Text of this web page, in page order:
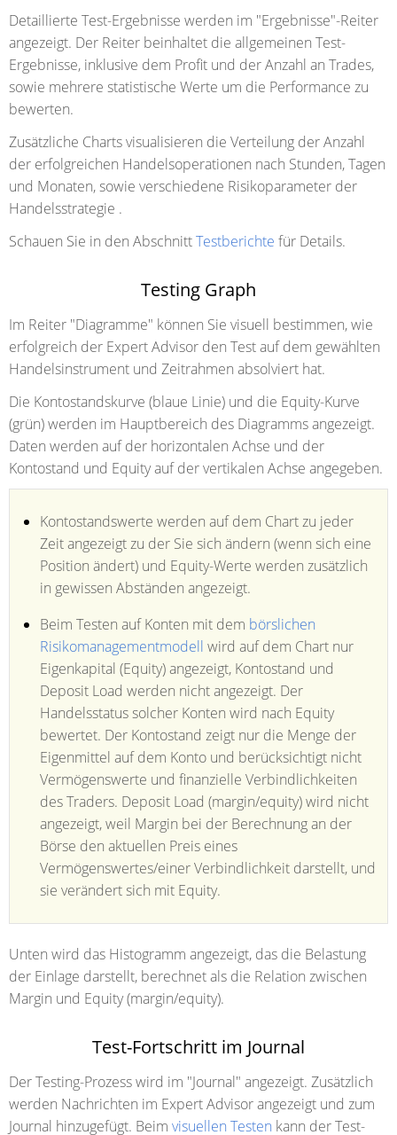
Detaillierte Test-Ergebnisse werden im "Ergebnisse"-Reiter
angezeigt. Der Reiter beinhaltet die allgemeinen Test-
Ergebnisse, inklusive dem Profit und der Anzahl an Trades,
sowie mehrere statistische Werte um die Performance zu
bewerten.
Zusätzliche Charts visualisieren die Verteilung der Anzahl
der erfolgreichen Handelsoperationen nach Stunden, Tagen
und Monaten, sowie verschiedene Risikoparameter der
Handelsstrategie .
Schauen Sie in den AbschnittTestberichte für Details.
Testing Graph
Im Reiter "Diagramme" können Sie visuell bestimmen, wie
erfolgreich der Expert Advisor den Test auf dem gewählten
Handelsinstrument und Zeitrahmen absolviert hat.
Die Kontostandskurve (blaue Linie) und die Equity-Kurve
(grün) werden im Hauptbereich des Diagramms angezeigt.
Daten werden auf der horizontalen Achse und der
Kontostand und Equity auf der vertikalen Achse angegeben.
Kontostandswerte werden auf dem Chart zu jeder
Zeit angezeigt zu der Sie sich ändern (wenn sich eine
Position ändert) und Equity-Werte werden zusätzlich
in gewissen Abständen angezeigt.
Beim Testen auf Konten mit dem börslichen
Risikomanagementmodell wird auf dem Chart nur
Eigenkapital (Equity) angezeigt, Kontostand und
Deposit Load werden nicht angezeigt. Der
Handelsstatus solcher Konten wird nach Equity
bewertet. Der Kontostand zeigt nur die Menge der
Eigenmittel auf dem Konto und berücksichtigt nicht
Vermögenswerte und finanzielle Verbindlichkeiten
des Traders. Deposit Load (margin/equity) wird nicht
angezeigt, weil Margin bei der Berechnung an der
Börse den aktuellen Preis eines
Vermögenswertes/einer Verbindlichkeit darstellt, und
sie verändert sich mit Equity.
Unten wird das Histogramm angezeigt, das die Belastung
der Einlage darstellt, berechnet als die Relation zwischen
Margin und Equity (margin/equity).
Test-Fortschritt im Journal
Der Testing-Prozess wird im "Journal" angezeigt. Zusätzlich
werden Nachrichten im Expert Advisor angezeigt und zum
Journal hinzugefügt. Beim visuellen Testen kann der Test-